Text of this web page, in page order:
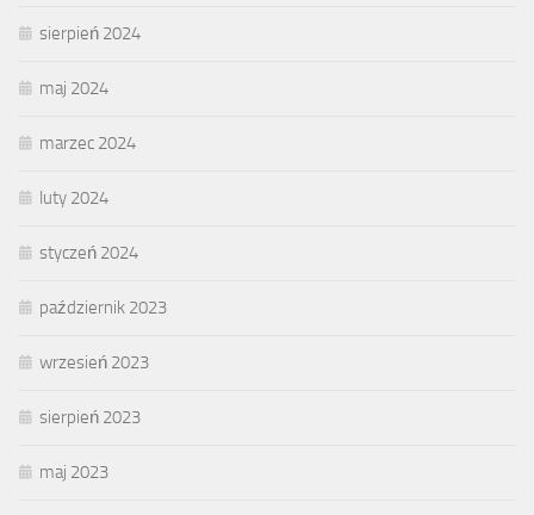
sierpień 2024
maj 2024
marzec 2024
luty 2024
styczeń 2024
październik 2023
wrzesień 2023
sierpień 2023
maj 2023